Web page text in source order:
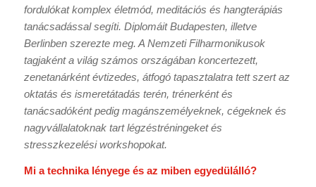
fordulókat komplex életmód, meditációs és hangterápiás
tanácsadással segíti. Diplomáit Budapesten, illetve
Berlinben szerezte meg. A Nemzeti Filharmonikusok
tagjaként a világ számos országában koncertezett,
zenetanárként évtizedes, átfogó tapasztalatra tett szert az
oktatás és ismeretátadás terén, trénerként és
tanácsadóként pedig magánszemélyeknek, cégeknek és
nagyvállalatoknak tart légzéstréningeket és
stresszkezelési workshopokat.
Mi a technika lényege és az miben egyedülálló?